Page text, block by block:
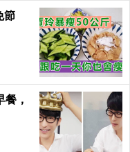
節
，